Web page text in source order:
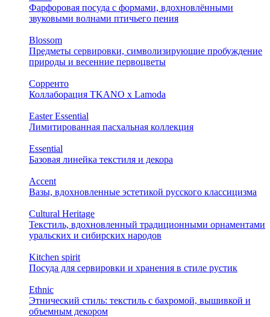
Фарфоровая посуда с формами, вдохновлёнными
звуковыми волнами птичьего пения
Blossom
Предметы сервировки, символизирующие пробуждение
природы и весенние первоцветы
Сорренто
Коллаборация TKANO х Lamoda
Easter Essential
Лимитированная пасхальная коллекция
Essential
Базовая линейка текстиля и декора
Accent
Вазы, вдохновленные эстетикой русского классицизма
Cultural Heritage
Текстиль, вдохновленный традиционными орнаментами
уральских и сибирских народов
Kitchen spirit
Посуда для сервировки и хранения в стиле рустик
Ethnic
Этнический стиль: текстиль с бахромой, вышивкой и
объемным декором